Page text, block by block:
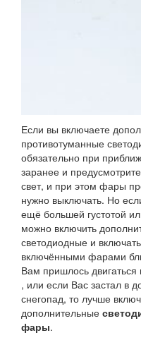
Если вы включаете
противотуманные
обязательно при
заранее и
свет, и при этом фары
нужно выключать. Но
ещё большей густотой
можно включить
светодиодные и
включёнными фарами
Вам пришлось двигаться
, или если Вас застал в
снегопад, то лучше
дополнительные
фары.